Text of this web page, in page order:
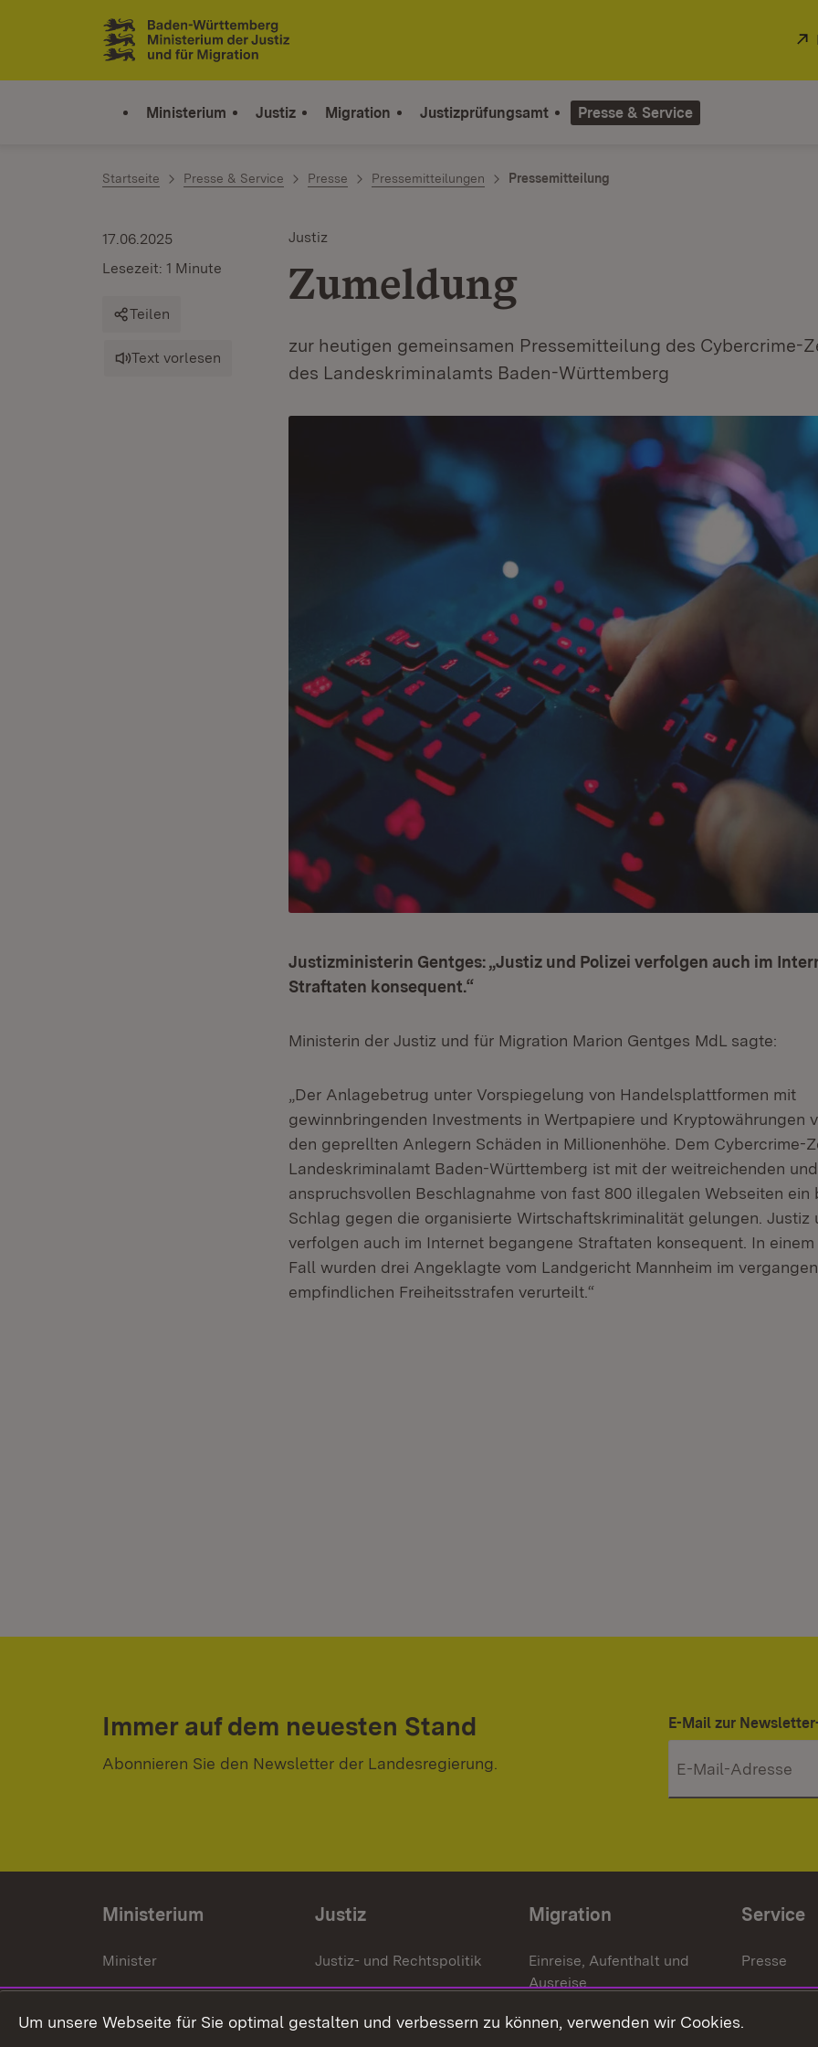
Zum Inhalt springen
Link zur Startseite
Ministerium Justiz Migration Justizprüfungsamt Presse & Service
Startseite Presse & Service Presse Pressemitteilungen Pressemitteilung
Justiz
Zumeldung
zur heutigen gemeinsamen Pressemitteilung des Cybercrime-
des Landeskriminalamts Baden-Württemberg
17.06.2025
Lesezeit: 1 Minute
Teilen
Text vorlesen
Justizministerin Gentges: „Justiz und Polizei verfolgen auch im
Straftaten konsequent.“
Ministerin der Justiz und für Migration Marion Gentges MdL sagte:
„Der Anlagebetrug unter Vorspiegelung von Handelsplattformen mit
gewinnbringenden Investments in Wertpapiere und Kryptowährungen
den geprellten Anlegern Schäden in Millionenhöhe. Dem Cybercrime-
Landeskriminalamt Baden-Württemberg ist mit der weitreichenden
anspruchsvollen Beschlagnahme von fast 800 illegalen Webseiten ein
Schlag gegen die organisierte Wirtschaftskriminalität gelungen. Justiz
verfolgen auch im Internet begangene Straftaten konsequent. In
Fall wurden drei Angeklagte vom Landgericht Mannheim im
empfindlichen Freiheitsstrafen verurteilt.“
Immer auf dem neuesten Stand
Abonnieren Sie den Newsletter der Landesregierung.
E-Mail zur
Ministerium
Minister
Staatssekrektär
Ministerialdirektorin
Justiz
Justiz- und Rechtspolitik
Gerichte und
Staatsanwaltschaften
Migration
Einreise, Aufenthalt und
Ausreise
Asylbewerber und
Service
Presse
Um unsere Webseite für Sie optimal gestalten und verbessern zu können, verwenden wir Cookies.